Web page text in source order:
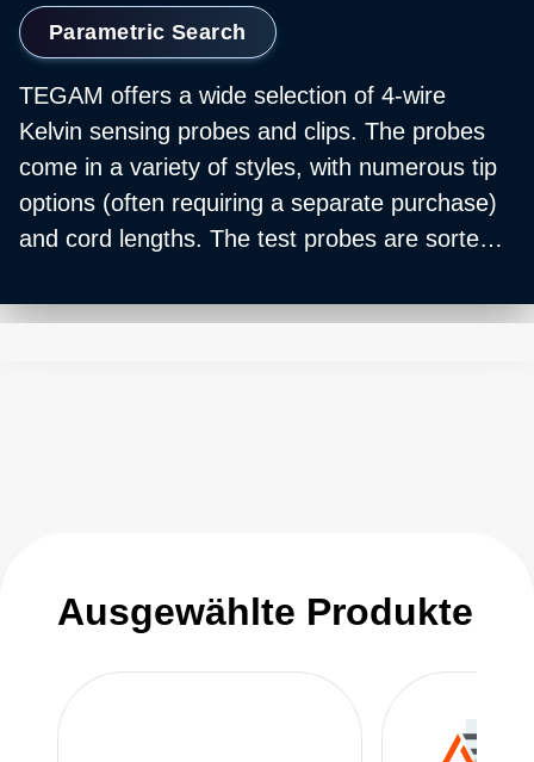
Parametric Search
TEGAM offers a wide selection of 4-wire
Kelvin sensing probes and clips. The probes
come in a variety of styles, with numerous tip
options (often requiring a separate purchase)
and cord lengths. The test probes are sorted
probe connectors match the input connection
Ausgewählte Produkte